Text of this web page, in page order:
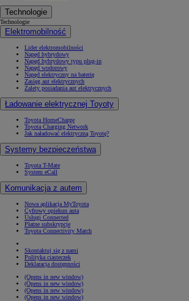
Technologie
Technologie
Elektromobilność
Lider elektromobilności
Napęd hybrydowy
Napęd hybrydowy typu plug-in
Napęd wodorowy
Napęd elektryczny na baterię
Zasięg aut elektrycznych
Zalety posiadania aut elektrycznych
Ładowanie elektrycznej Toyoty
Toyota HomeCharge
Toyota Charging Network
Jak naładować elektryczną Toyotę?
Systemy bezpieczeństwa
Toyota T-Mate
System eCall
Komunikacja z autem
Nowa aplikacja MyToyota
Cyfrowy opiekun auta
Usługi Connected
Płatne subskrypcje
Toyota Connectivity Match
Skontaktuj się z nami
Polityka ciasteczek
Deklaracja dostępności
(Opens in new window)
(Opens in new window)
(Opens in new window)
(Opens in new window)